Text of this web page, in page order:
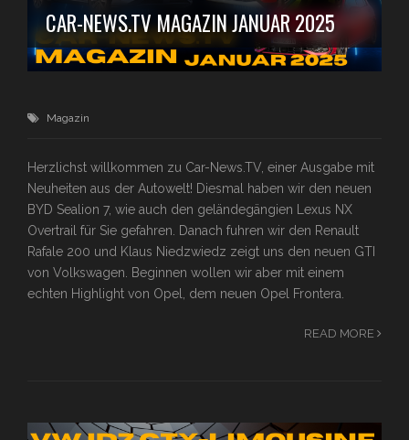
CAR-NEWS.TV MAGAZIN JANUAR 2025
Magazin
Herzlichst willkommen zu Car-News.TV, einer Ausgabe mit
Neuheiten aus der Autowelt! Diesmal haben wir den neuen
BYD Sealion 7, wie auch den geländegängien Lexus NX
Overtrail für Sie gefahren. Danach fuhren wir den Renault
Rafale 200 und Klaus Niedzwiedz zeigt uns den neuen GTI
von Volkswagen. Beginnen wollen wir aber mit einem
echten Highlight von Opel, dem neuen Opel Frontera.
READ MORE